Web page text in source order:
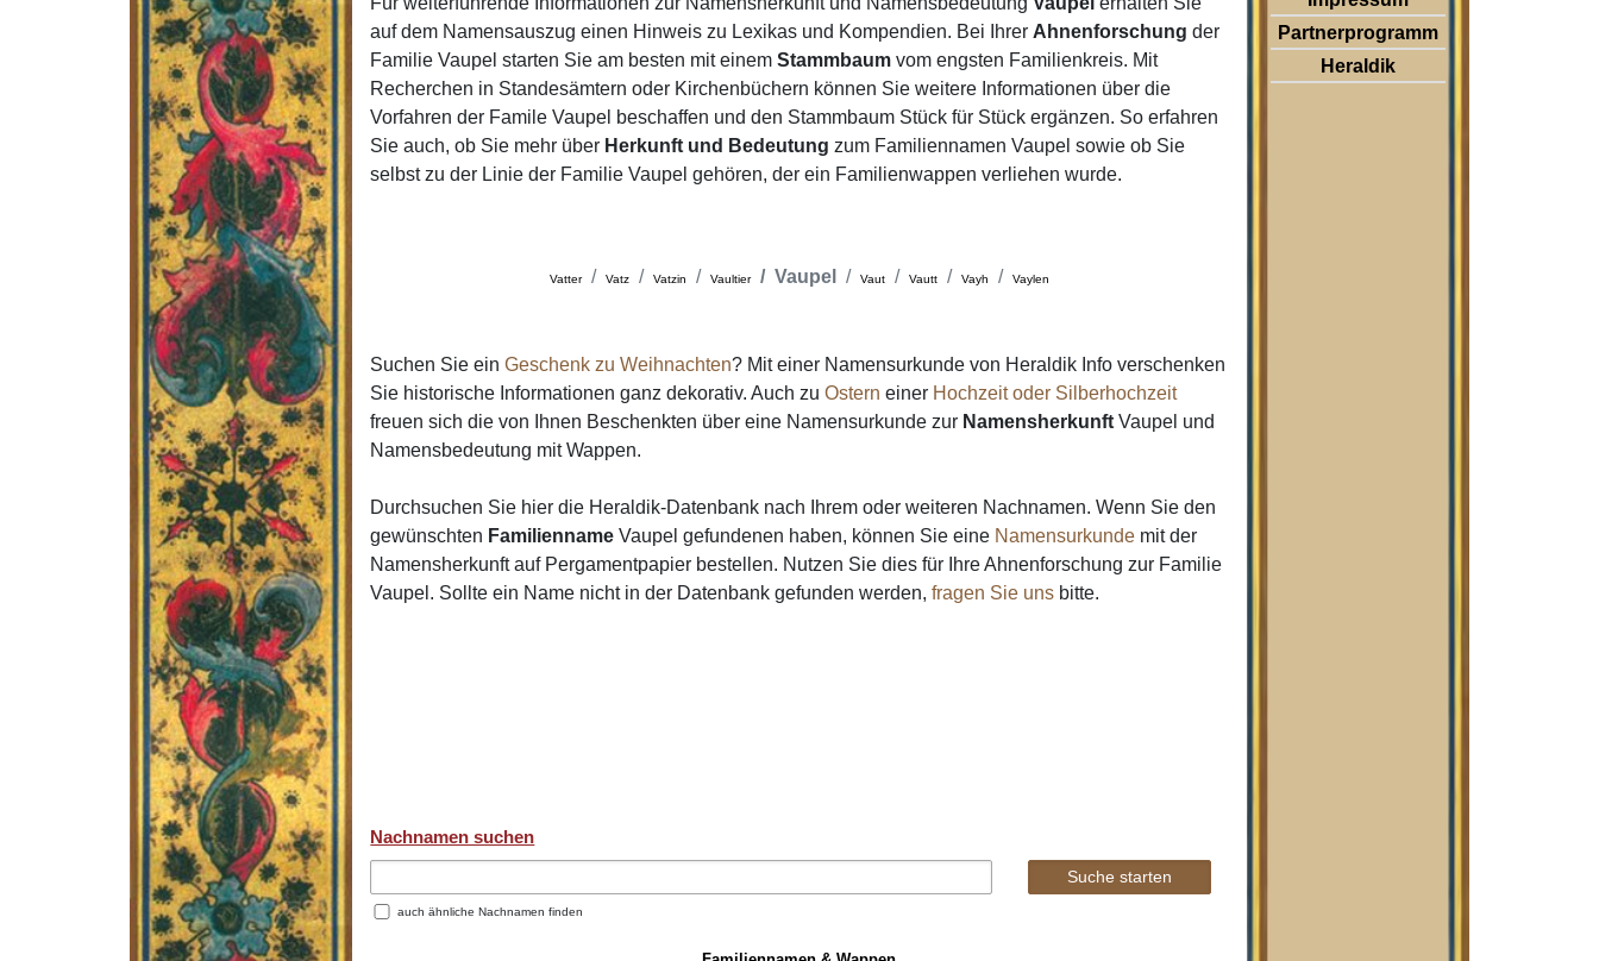
auf dem Namensauszug einen Hinweis zu Lexikas und Kompendien. Bei Ihrer Ahnenforschung der
Familie Vaupel starten Sie am besten mit einemStammbaum vom engsten Familienkreis. Mit
Recherchen in Standesämtern oder Kirchenbüchern können Sie weitere Informationen über die
Vorfahren der Famile Vaupel beschaffen und den Stammbaum Stück für Stück ergänzen. So erfahren
Sie auch, ob Sie mehr über Herkunft und Bedeutung zum Familiennamen Vaupel sowie ob Sie
selbst zu der Linie der Familie Vaupel gehören, der ein Familienwappen verliehen wurde.
Vatter Vatz Vatzin Vaultier Vaupel Vaut Vautt Vayh Vaylen
Suchen Sie einGeschenk zu Weihnachten? Mit einer Namensurkunde von Heraldik Info verschenken
Sie historische Informationen ganz dekorativ. Auch zuOstern einer Hochzeit oder Silberhochzeit
freuen sich die von Ihnen Beschenkten über eine Namensurkunde zur Namensherkunft Vaupel und
Namensbedeutung mit Wappen.
Durchsuchen Sie hier die Heraldik-Datenbank nach Ihrem oder weiteren Nachnamen. Wenn Sie den
gewünschten Familienname Vaupel gefundenen haben, können Sie eine Namensurkunde mit der
Namensherkunft auf Pergamentpapier bestellen. Nutzen Sie dies für Ihre Ahnenforschung zur Familie
Vaupel. Sollte ein Name nicht in der Datenbank gefunden werden,fragen Sie uns bitte.
Nachnamen suchen
auch ähnliche Nachnamen finden
Partnerprogramm
Heraldik